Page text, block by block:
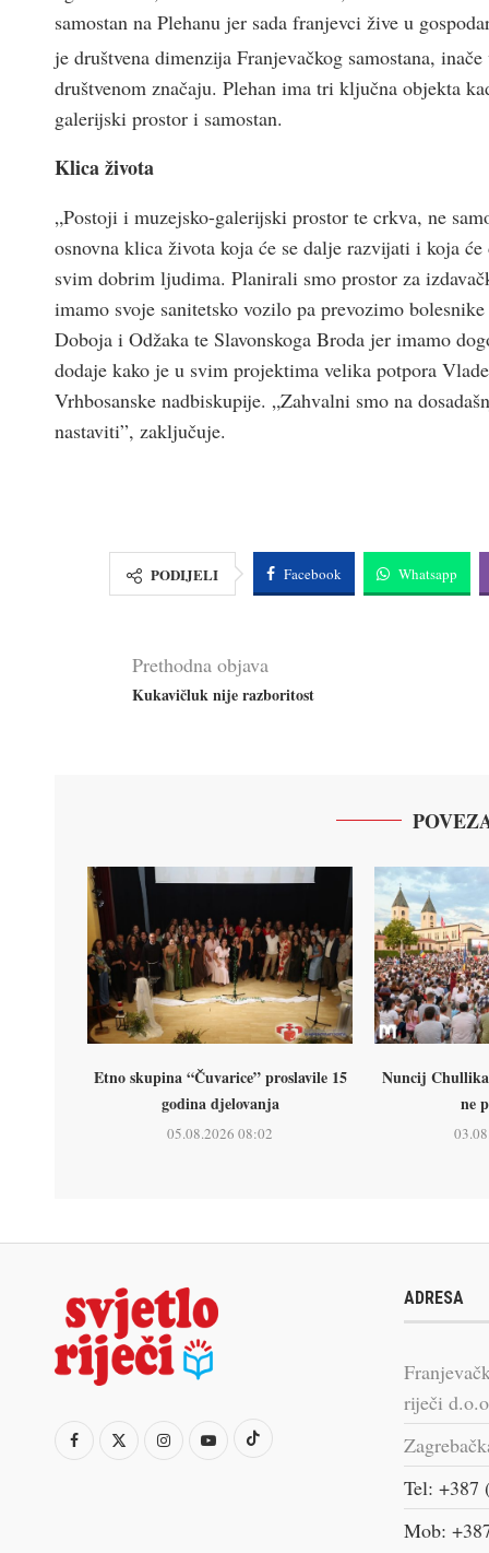
samostan na Plehanu jer sada franjevci žive u
je društvena dimenzija Franjevačkog samostana,
društvenom značaju. Plehan ima tri ključna objekta
galerijski prostor i samostan.
Klica života
„Postoji i muzejsko-galerijski prostor te crkva, ne
osnovna klica života koja će se dalje razvijati i koja
svim dobrim ljudima. Planirali smo prostor za
imamo svoje sanitetsko vozilo pa prevozimo
Doboja i Odžaka te Slavonskoga Broda jer imamo
dodaje kako je u svim projektima velika potpora
Vrhbosanske nadbiskupije. „Zahvalni smo na
nastaviti”, zaključuje.
PODIJELI Facebook Whatsapp
Prethodna objava
Kukavičluk nije razboritost
Etno skupina “Čuvarice” proslavile 15
godina djelovanja
05.08.2026 08:02
Nuncij
ne
ADRESA
riječi
Tel: +387
Mob: